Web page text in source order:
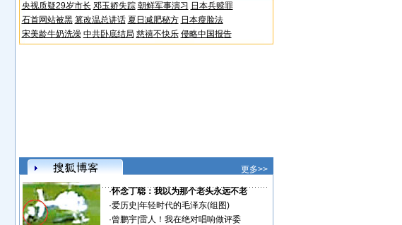
央视质疑29岁市长 邓玉娇失踪 朝鲜军事演习 日本兵赎罪
石首网站被黑 篡改温总讲话 夏日减肥秘方 日本瘦脸法
宋美龄牛奶洗澡 中共卧底结局 慈禧不快乐 侵略中国报告
更多>>
·怀念丁聪：我以为那个老头永远不老
·爱历史 年轻时代的毛泽东(组图)
·曾鹏宇| 雷人！我在绝对唱响做评委